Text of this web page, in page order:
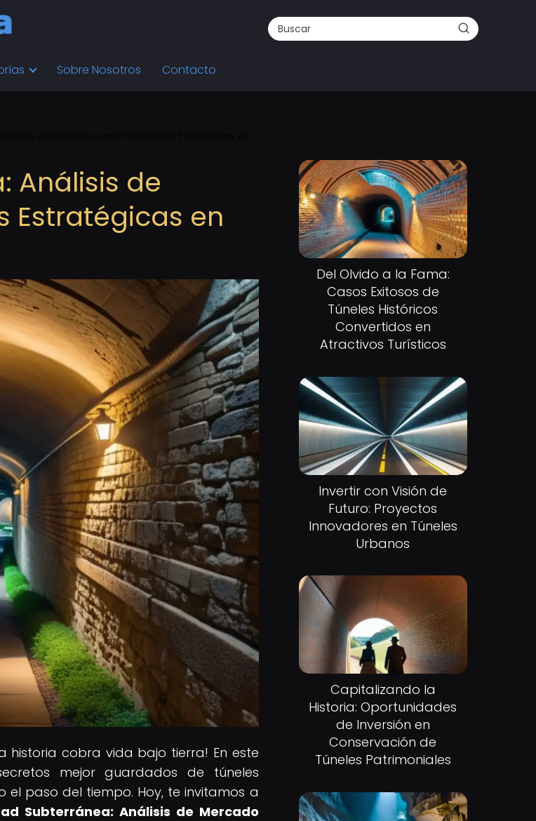
Sobre Nosotros Contacto
Análisis de
Estratégicas en
historia cobra vida bajo tierra! En este
mejor guardados de túneles
el paso del tiempo. Hoy, te invitamos a
Subterránea: Análisis de Mercado
Del Olvido a la Fama:
Casos Exitosos de
Túneles Históricos
Convertidos en
Atractivos Turísticos
Invertir con Visión de
Futuro: Proyectos
Innovadores en Túneles
Urbanos
Capitalizando la
Historia: Oportunidades
de Inversión en
Conservación de
Túneles Patrimoniales